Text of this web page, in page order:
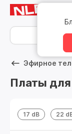
Эфирное
Платы для
17 dB 22